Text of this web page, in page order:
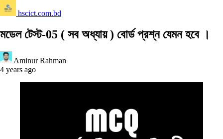
hscict.com.bd
মডেল টেস্ট-05 ( সব অধ্যায় ) বোর্ড প্রশ্ন যেমন হবে ।
Aminur Rahman
4 years ago